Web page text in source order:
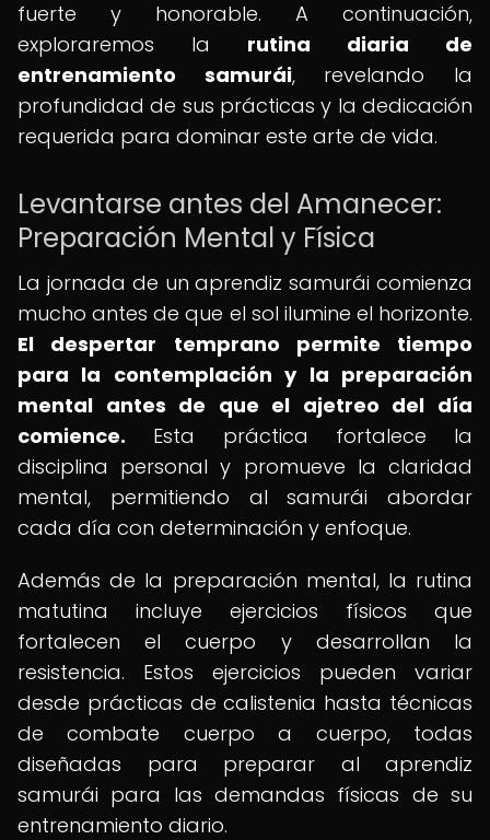
fuerte y honorable. A continuación,
exploraremos la rutina diaria de
entrenamiento samurái, revelando la
profundidad de sus prácticas y la dedicación
requerida para dominar este arte de vida.
Levantarse antes del Amanecer:
Preparación Mental y Física
La jornada de un aprendiz samurái comienza
mucho antes de que el sol ilumine el horizonte.
El despertar temprano permite tiempo
para la contemplación y la preparación
mental antes de que el ajetreo del día
comience. Esta práctica fortalece la
disciplina personal y promueve la claridad
mental, permitiendo al samurái abordar
cada día con determinación y enfoque.
Además de la preparación mental, la rutina
matutina incluye ejercicios físicos que
fortalecen el cuerpo y desarrollan la
resistencia. Estos ejercicios pueden variar
desde prácticas de calistenia hasta técnicas
de combate cuerpo a cuerpo, todas
diseñadas para preparar al aprendiz
samurái para las demandas físicas de su
entrenamiento diario.